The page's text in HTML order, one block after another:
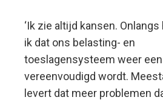
‘Ik zie altijd kansen. Onlangs
ik dat ons belasting- en
toeslagensysteem weer
vereenvoudigd wordt.
levert dat meer problemen